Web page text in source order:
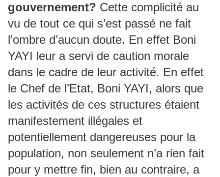
gouvernement? Cette complicité au
vu de tout ce qui s’est passé ne fait
l’ombre d’aucun doute. En effet Boni
YAYI leur a servi de caution morale
dans le cadre de leur activité. En effet
le Chef de l’Etat, Boni YAYI, alors que
les activités de ces structures étaient
manifestement illégales et
potentiellement dangereuses pour la
population, non seulement n’a rien fait
pour y mettre fin, bien au contraire, a